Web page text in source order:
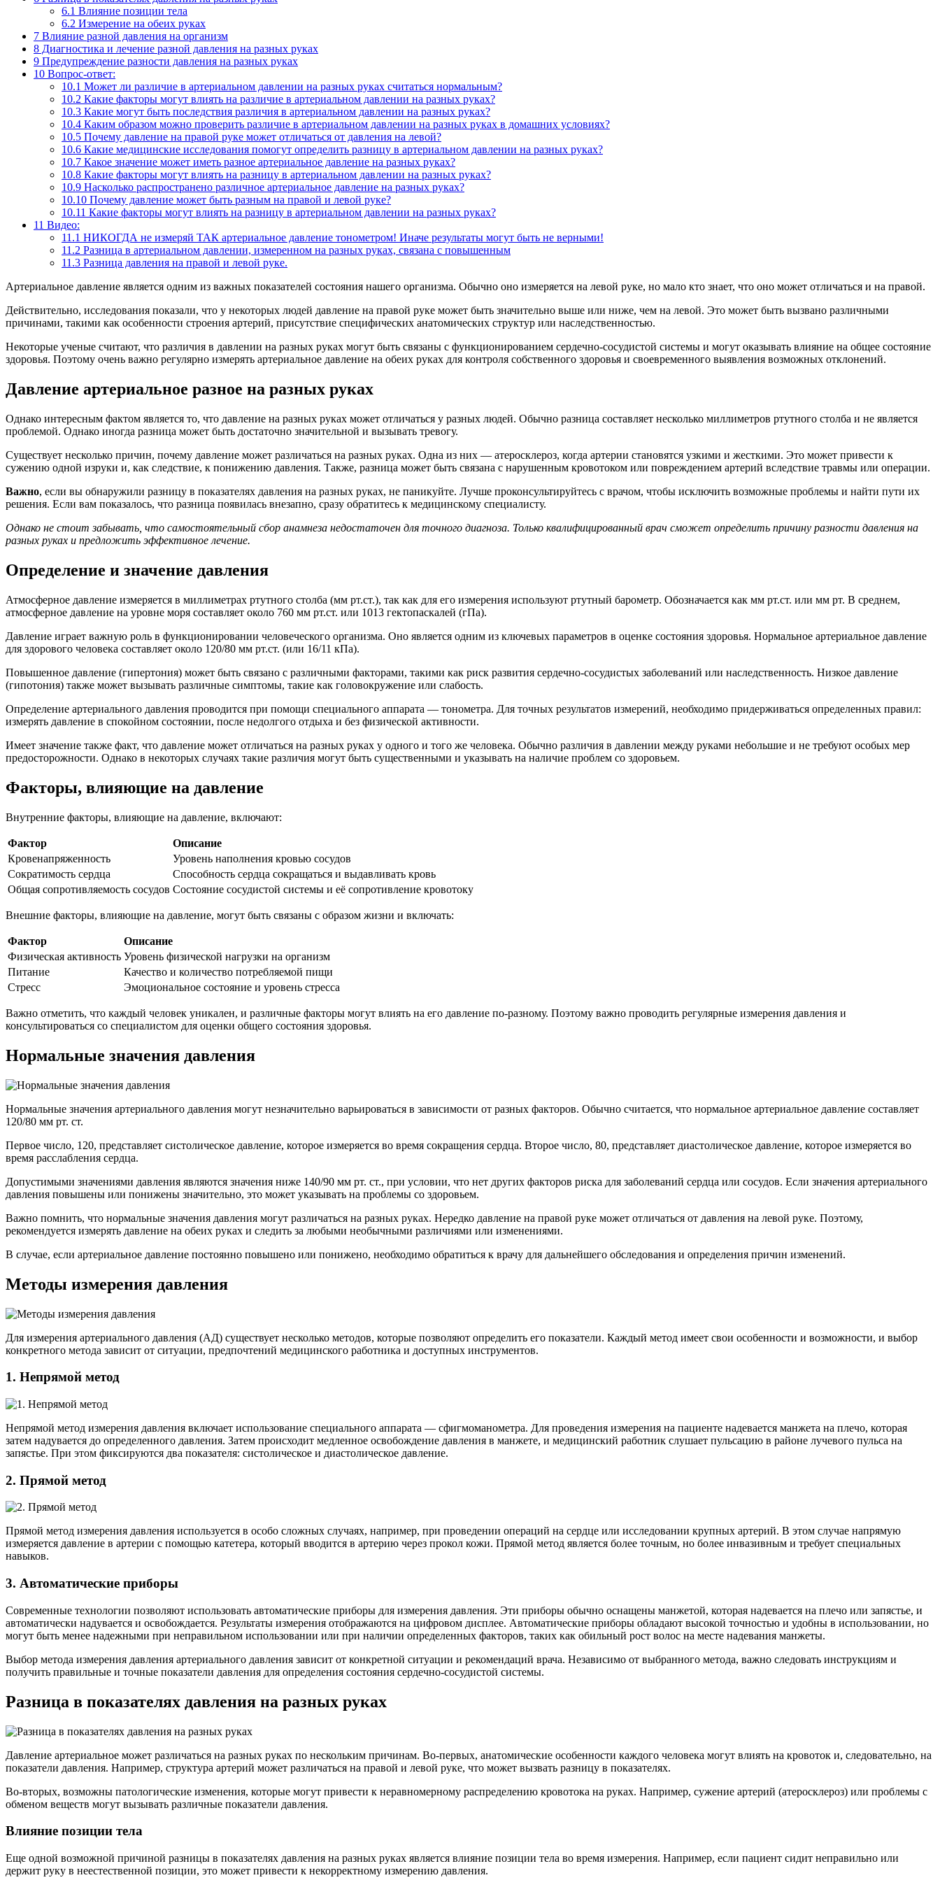
6.1 Влияние позиции тела
6.2 Измерение на обеих руках
7 Влияние разной давления на организм
8 Диагностика и лечение разной давления на разных руках
9 Предупреждение разности давления на разных руках
10 Вопрос-ответ:
10.1 Может ли различие в артериальном давлении на разных руках считаться нормальным?
10.2 Какие факторы могут влиять на различие в артериальном давлении на разных руках?
10.3 Какие могут быть последствия различия в артериальном давлении на разных руках?
10.4 Каким образом можно проверить различие в артериальном давлении на разных руках в домашних условиях?
10.5 Почему давление на правой руке может отличаться от давления на левой?
10.6 Какие медицинские исследования помогут определить разницу в артериальном давлении на разных руках?
10.7 Какое значение может иметь разное артериальное давление на разных руках?
10.8 Какие факторы могут влиять на разницу в артериальном давлении на разных руках?
10.9 Насколько распространено различное артериальное давление на разных руках?
10.10 Почему давление может быть разным на правой и левой руке?
10.11 Какие факторы могут влиять на разницу в артериальном давлении на разных руках?
11 Видео:
11.1 НИКОГДА не измеряй ТАК артериальное давление тонометром! Иначе результаты могут быть не верными!
11.2 Разница в артериальном давлении, измеренном на разных руках, связана с повышенным
11.3 Разница давления на правой и левой руке.
Артериальное давление является одним из важных показателей состояния нашего организма. Обычно оно измеряется на левой руке, но мало кто знает, что оно может отличаться и на правой.
Действительно, исследования показали, что у некоторых людей давление на правой руке может быть значительно выше или ниже, чем на левой. Это может быть вызвано различными
причинами, такими как особенности строения артерий, присутствие специфических анатомических структур или наследственностью.
Некоторые ученые считают, что различия в давлении на разных руках могут быть связаны с функционированием сердечно-сосудистой системы и могут оказывать влияние на общее состояние
здоровья. Поэтому очень важно регулярно измерять артериальное давление на обеих руках для контроля собственного здоровья и своевременного выявления возможных отклонений.
Давление артериальное разное на разных руках
Однако интересным фактом является то, что давление на разных руках может отличаться у разных людей. Обычно разница составляет несколько миллиметров ртутного столба и не является
проблемой. Однако иногда разница может быть достаточно значительной и вызывать тревогу.
Существует несколько причин, почему давление может различаться на разных руках. Одна из них — атеросклероз, когда артерии становятся узкими и жесткими. Это может привести к
сужению одной изруки и, как следствие, к понижению давления. Также, разница может быть связана с нарушенным кровотоком или повреждением артерий вследствие травмы или операции.
Важно, если вы обнаружили разницу в показателях давления на разных руках, не паникуйте. Лучше проконсультируйтесь с врачом, чтобы исключить возможные проблемы и найти пути их
решения. Если вам показалось, что разница появилась внезапно, сразу обратитесь к медицинскому специалисту.
Однако не стоит забывать, что самостоятельный сбор анамнеза недостаточен для точного диагноза. Только квалифицированный врач сможет определить причину разности давления на
разных руках и предложить эффективное лечение.
Определение и значение давления
Атмосферное давление измеряется в миллиметрах ртутного столба (мм рт.ст.), так как для его измерения используют ртутный барометр. Обозначается как мм рт.ст. или мм рт. В среднем,
атмосферное давление на уровне моря составляет около 760 мм рт.ст. или 1013 гектопаскалей (гПа).
Давление играет важную роль в функционировании человеческого организма. Оно является одним из ключевых параметров в оценке состояния здоровья. Нормальное артериальное давление
для здорового человека составляет около 120/80 мм рт.ст. (или 16/11 кПа).
Повышенное давление (гипертония) может быть связано с различными факторами, такими как риск развития сердечно-сосудистых заболеваний или наследственность. Низкое давление
(гипотония) также может вызывать различные симптомы, такие как головокружение или слабость.
Определение артериального давления проводится при помощи специального аппарата — тонометра. Для точных результатов измерений, необходимо придерживаться определенных правил:
измерять давление в спокойном состоянии, после недолгого отдыха и без физической активности.
Имеет значение также факт, что давление может отличаться на разных руках у одного и того же человека. Обычно различия в давлении между руками небольшие и не требуют особых мер
предосторожности. Однако в некоторых случаях такие различия могут быть существенными и указывать на наличие проблем со здоровьем.
Факторы, влияющие на давление
Внутренние факторы, влияющие на давление, включают:
Фактор
Описание
Кровенапряженность
Уровень наполнения кровью сосудов
Сократимость сердца
Способность сердца сокращаться и выдавливать кровь
Общая сопротивляемость сосудов Состояние сосудистой системы и её сопротивление кровотоку
Внешние факторы, влияющие на давление, могут быть связаны с образом жизни и включать:
Фактор
Описание
Физическая активность Уровень физической нагрузки на организм
Питание
Качество и количество потребляемой пищи
Стресс
Эмоциональное состояние и уровень стресса
Важно отметить, что каждый человек уникален, и различные факторы могут влиять на его давление по-разному. Поэтому важно проводить регулярные измерения давления и
консультироваться со специалистом для оценки общего состояния здоровья.
Нормальные значения давления
Нормальные значения артериального давления могут незначительно варьироваться в зависимости от разных факторов. Обычно считается, что нормальное артериальное давление составляет
120/80 мм рт. ст.
Первое число, 120, представляет систолическое давление, которое измеряется во время сокращения сердца. Второе число, 80, представляет диастолическое давление, которое измеряется во
время расслабления сердца.
Допустимыми значениями давления являются значения ниже 140/90 мм рт. ст., при условии, что нет других факторов риска для заболеваний сердца или сосудов. Если значения артериального
давления повышены или понижены значительно, это может указывать на проблемы со здоровьем.
Важно помнить, что нормальные значения давления могут различаться на разных руках. Нередко давление на правой руке может отличаться от давления на левой руке. Поэтому,
рекомендуется измерять давление на обеих руках и следить за любыми необычными различиями или изменениями.
В случае, если артериальное давление постоянно повышено или понижено, необходимо обратиться к врачу для дальнейшего обследования и определения причин изменений.
Методы измерения давления
Для измерения артериального давления (АД) существует несколько методов, которые позволяют определить его показатели. Каждый метод имеет свои особенности и возможности, и выбор
конкретного метода зависит от ситуации, предпочтений медицинского работника и доступных инструментов.
1. Непрямой метод
Непрямой метод измерения давления включает использование специального аппарата — сфигмоманометра. Для проведения измерения на пациенте надевается манжета на плечо, которая
затем надувается до определенного давления. Затем происходит медленное освобождение давления в манжете, и медицинский работник слушает пульсацию в районе лучевого пульса на
запястье. При этом фиксируются два показателя: систолическое и диастолическое давление.
2. Прямой метод
Прямой метод измерения давления используется в особо сложных случаях, например, при проведении операций на сердце или исследовании крупных артерий. В этом случае напрямую
измеряется давление в артерии с помощью катетера, который вводится в артерию через прокол кожи. Прямой метод является более точным, но более инвазивным и требует специальных
навыков.
3. Автоматические приборы
Современные технологии позволяют использовать автоматические приборы для измерения давления. Эти приборы обычно оснащены манжетой, которая надевается на плечо или запястье, и
автоматически надувается и освобождается. Результаты измерения отображаются на цифровом дисплее. Автоматические приборы обладают высокой точностью и удобны в использовании, но
могут быть менее надежными при неправильном использовании или при наличии определенных факторов, таких как обильный рост волос на месте надевания манжеты.
Выбор метода измерения давления артериального давления зависит от конкретной ситуации и рекомендаций врача. Независимо от выбранного метода, важно следовать инструкциям и
получить правильные и точные показатели давления для определения состояния сердечно-сосудистой системы.
Разница в показателях давления на разных руках
Давление артериальное может различаться на разных руках по нескольким причинам. Во-первых, анатомические особенности каждого человека могут влиять на кровоток и, следовательно, на
показатели давления. Например, структура артерий может различаться на правой и левой руке, что может вызвать разницу в показателях.
Во-вторых, возможны патологические изменения, которые могут привести к неравномерному распределению кровотока на руках. Например, сужение артерий (атеросклероз) или проблемы с
обменом веществ могут вызывать различные показатели давления.
Влияние позиции тела
Еще одной возможной причиной разницы в показателях давления на разных руках является влияние позиции тела во время измерения. Например, если пациент сидит неправильно или
держит руку в неестественной позиции, это может привести к некорректному измерению давления.